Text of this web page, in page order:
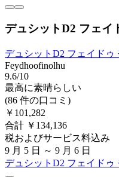
デュシットD2 フェイ
デュシットD2 フェイドゥ
Feydhoofinolhu
9.6/10
最高に素晴らしい
(86 件の口コミ)
￥101,282
合計 ￥134,136
税およびサービス料込み
9 月 5 日 ～ 9 月 6 日
デュシットD2 フェイドゥ